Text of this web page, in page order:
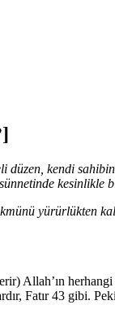
kendi
kesinlikle
yürürlükten
Allah’ın
Fatır 43 gibi.